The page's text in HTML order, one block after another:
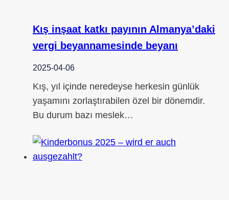
Kış inşaat katkı payının Almanya’daki
vergi beyannamesinde beyanı
2025-04-06
Kış, yıl içinde neredeyse herkesin günlük
yaşamını zorlaştırabilen özel bir dönemdir.
Bu durum bazı meslek…